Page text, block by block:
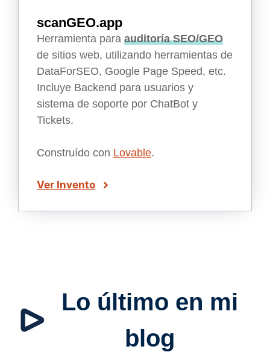
scanGEO.app
Herramienta para auditoría SEO/GEO
de sitios web, utilizando herramientas de
DataForSEO, Google Page Speed, etc.
Incluye Backend para usuarios y
sistema de soporte por ChatBot y
Tickets.
Construído con Lovable.
Ver Invento
Lo último en mi
blog